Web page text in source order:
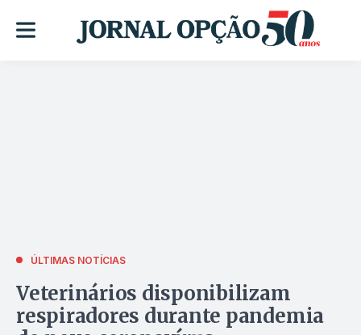
ÚLTIMAS NOTÍCIAS
Veterinários disponibilizam
respiradores durante pandemia